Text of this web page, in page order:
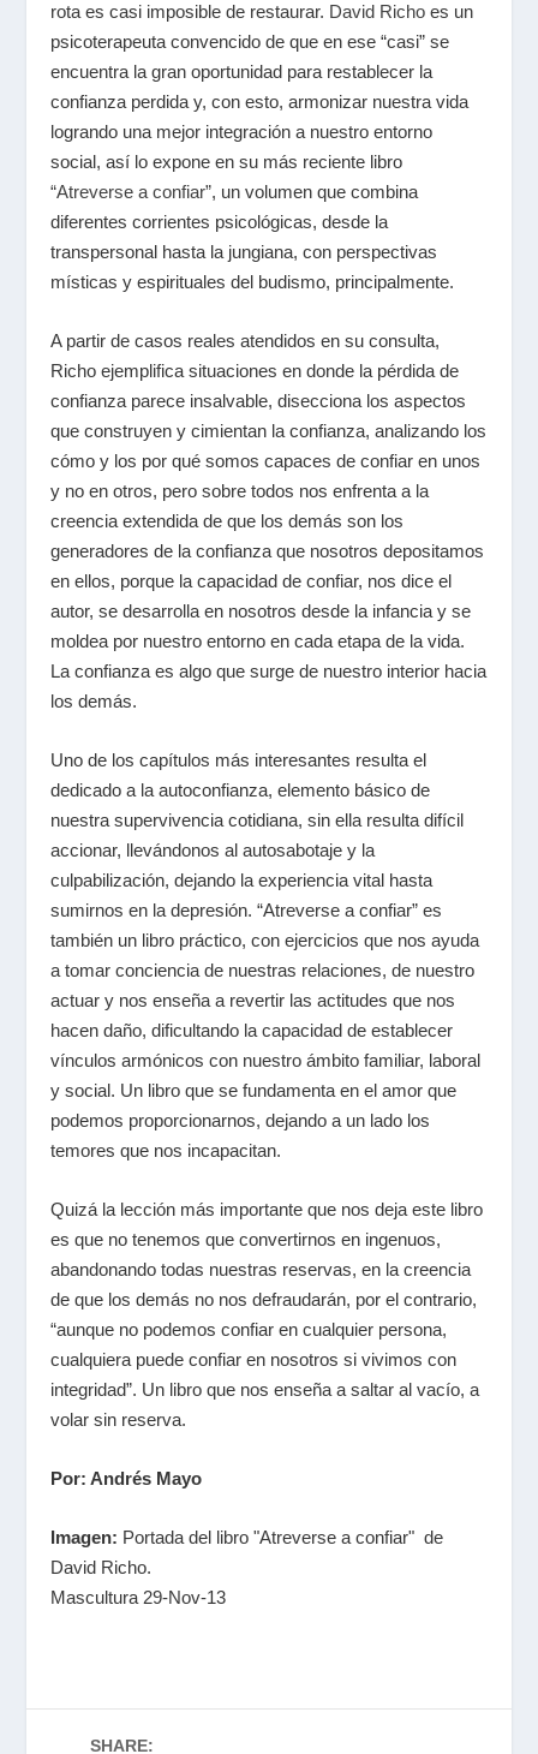
rota es casi imposible de restaurar. David Richo es un
psicoterapeuta convencido de que en ese “casi” se
encuentra la gran oportunidad para restablecer la
confianza perdida y, con esto, armonizar nuestra vida
logrando una mejor integración a nuestro entorno
social, así lo expone en su más reciente libro
“Atreverse a confiar”, un volumen que combina
diferentes corrientes psicológicas, desde la
transpersonal hasta la jungiana, con perspectivas
místicas y espirituales del budismo, principalmente.
A partir de casos reales atendidos en su consulta,
Richo ejemplifica situaciones en donde la pérdida de
confianza parece insalvable, disecciona los aspectos
que construyen y cimientan la confianza, analizando los
cómo y los por qué somos capaces de confiar en unos
y no en otros, pero sobre todos nos enfrenta a la
creencia extendida de que los demás son los
generadores de la confianza que nosotros depositamos
en ellos, porque la capacidad de confiar, nos dice el
autor, se desarrolla en nosotros desde la infancia y se
moldea por nuestro entorno en cada etapa de la vida.
La confianza es algo que surge de nuestro interior hacia
los demás.
Uno de los capítulos más interesantes resulta el
dedicado a la autoconfianza, elemento básico de
nuestra supervivencia cotidiana, sin ella resulta difícil
accionar, llevándonos al autosabotaje y la
culpabilización, dejando la experiencia vital hasta
sumirnos en la depresión. “Atreverse a confiar” es
también un libro práctico, con ejercicios que nos ayuda
a tomar conciencia de nuestras relaciones, de nuestro
actuar y nos enseña a revertir las actitudes que nos
hacen daño, dificultando la capacidad de establecer
vínculos armónicos con nuestro ámbito familiar, laboral
y social. Un libro que se fundamenta en el amor que
podemos proporcionarnos, dejando a un lado los
temores que nos incapacitan.
Quizá la lección más importante que nos deja este libro
es que no tenemos que convertirnos en ingenuos,
abandonando todas nuestras reservas, en la creencia
de que los demás no nos defraudarán, por el contrario,
“aunque no podemos confiar en cualquier persona,
cualquiera puede confiar en nosotros si vivimos con
integridad”. Un libro que nos enseña a saltar al vacío, a
volar sin reserva.
Por: Andrés Mayo
Imagen: Portada del libro "Atreverse a confiar" de
David Richo.
Mascultura 29-Nov-13
SHARE: